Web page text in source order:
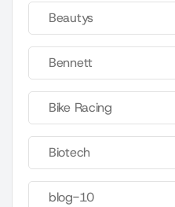
Beautys
Bennett
Bike Racing
Biotech
blog-10